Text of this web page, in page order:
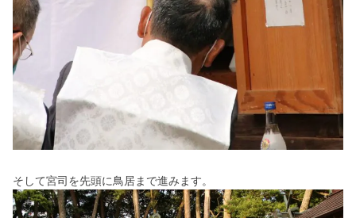
そして宮司を先頭に鳥居まで進みます。